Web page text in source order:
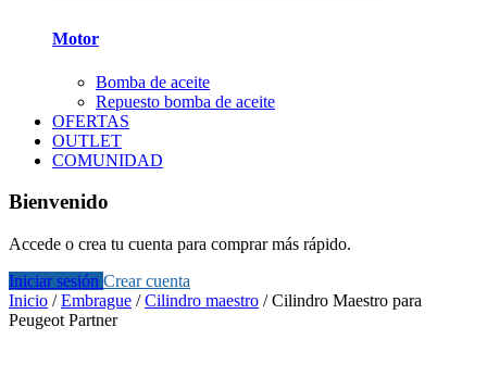
Motor
Bomba de aceite
Repuesto bomba de aceite
OFERTAS
OUTLET
COMUNIDAD
Bienvenido
Accede o crea tu cuenta para comprar más rápido.
Iniciar sesión Crear cuenta
Inicio /Embrague /Cilindro maestro /Cilindro Maestro para
Peugeot Partner